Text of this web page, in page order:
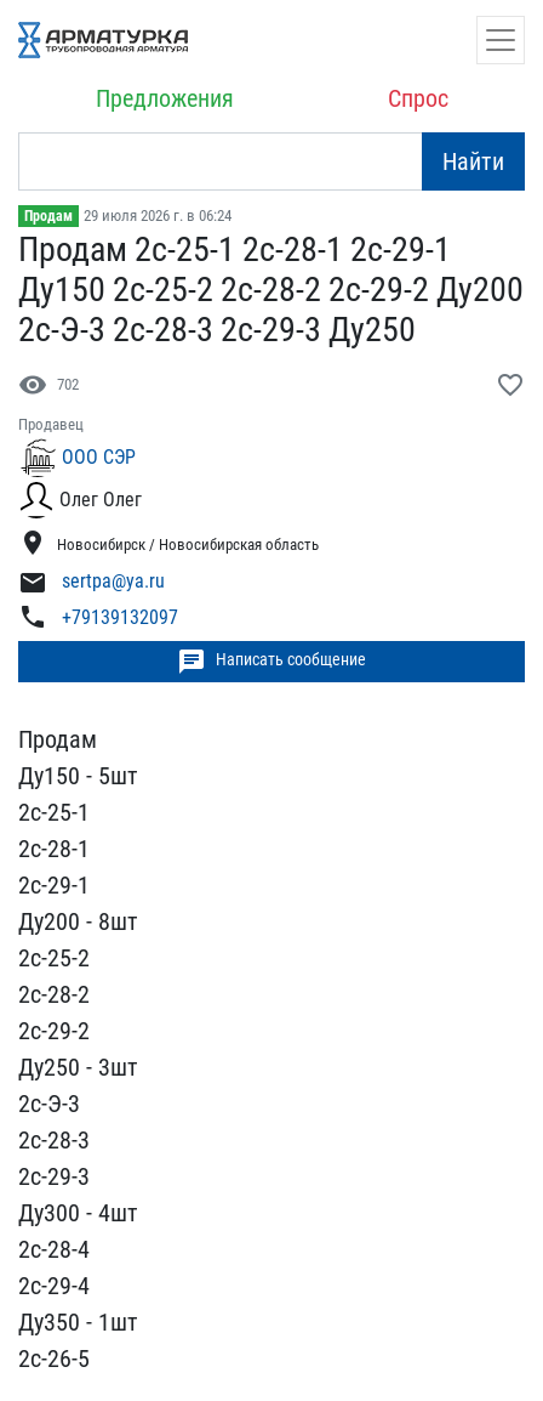
Предложения Спрос
Найти
Продам 29 июля 2026 г. в 06:24
Продам 2с-25-1 2с-28-1 2​с-29-1
Ду150 2с-25-2 2с-​28-2 2с-29-2 Ду200
2с-Э-​3 2с-28-3 2с-29-3 Ду250
visibility 702 favorite_border
Продавец
ООО СЭР
Олег Олег
location_on Новосибирск / Новосибирская область
mail sertpa@ya.ru
phone +79139132097
chat Написать сообщение
Продам
Ду150 - 5шт
2с-25​-1
2с-28-1
2с-29-1
Ду2​00 - 8шт
2с-25-2
2с-28-​2
2с-29-2
Ду250 - 3шт
​2с-Э-3
2с-28-3
2с-29-3​
Ду300 - 4шт
2с-28-4
2​с-29-4
Ду350 - 1шт
2с-26​-5